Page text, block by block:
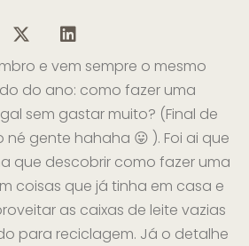
e vem sempre o mesmo
do ano: como fazer uma
sem gastar muito? (Final de
gente hahaha 😛 ). Foi ai que
que descobrir como fazer uma
coisas que já tinha em casa e
as caixas de leite vazias
para reciclagem. Já o detalhe